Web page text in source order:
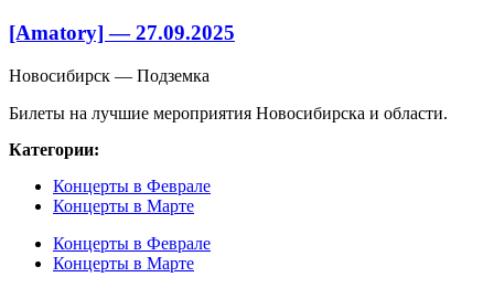
[Amatory] — 27.09.2025
Новосибирск — Подземка
Билеты на лучшие мероприятия Новосибирска и области.
Категории:
Концерты в Феврале
Концерты в Марте
Концерты в Феврале
Концерты в Марте